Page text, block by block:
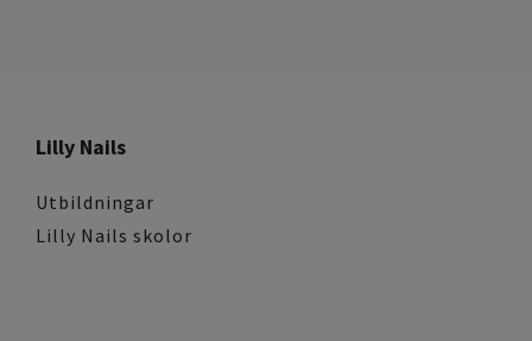
Lilly Nails
Utbildningar
Lilly Nails skolor